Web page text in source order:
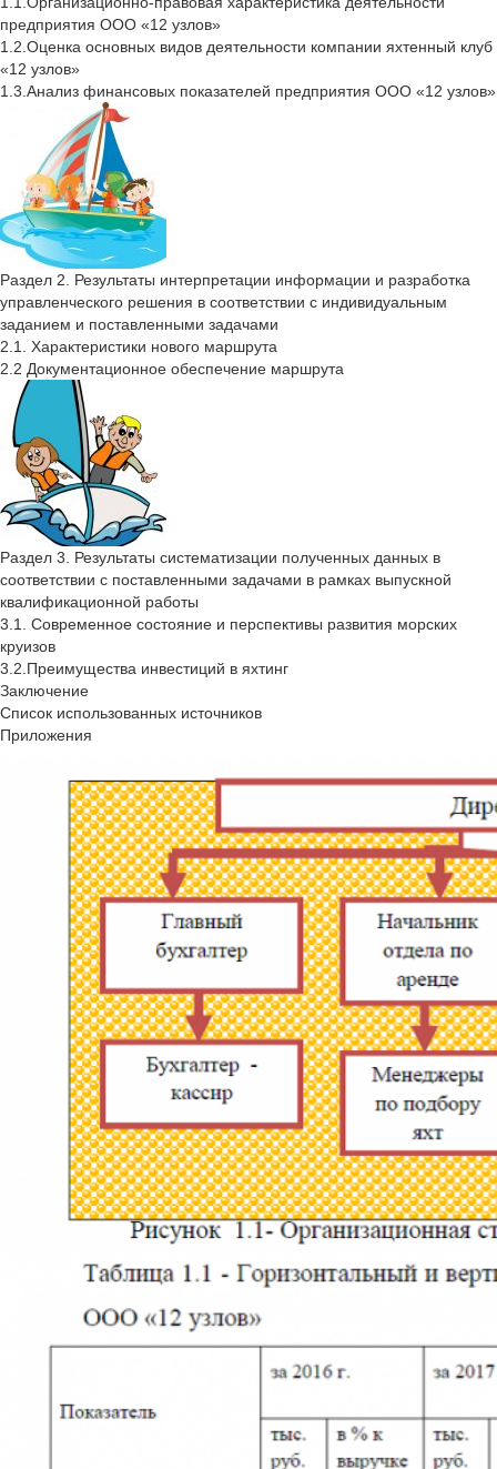
предприятия ООО «12 узлов»
1.2.Оценка основных видов деятельности компании яхтенный клуб
«12 узлов»
1.3.Анализ финансовых показателей предприятия ООО «12 узлов»
Раздел 2. Результаты интерпретации информации и разработка
управленческого решения в соответствии с индивидуальным
заданием и поставленными задачами
2.1. Характеристики нового маршрута
2.2 Документационное обеспечение маршрута
Раздел 3. Результаты систематизации полученных данных в
соответствии с поставленными задачами в рамках выпускной
квалификационной работы
3.1. Современное состояние и перспективы развития морских
круизов
3.2.Преимущества инвестиций в яхтинг
Заключение
Список использованных источников
Приложения